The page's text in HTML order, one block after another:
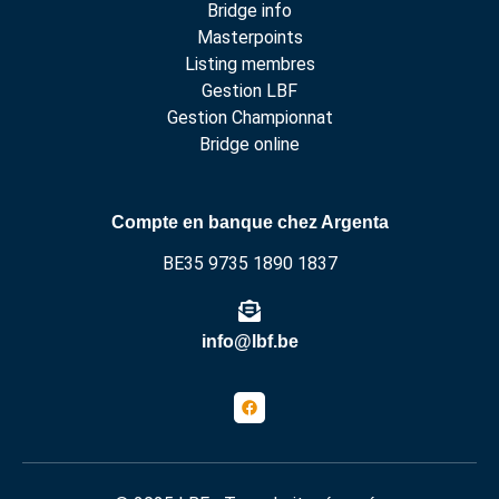
Bridge info
Masterpoints
Listing membres
Gestion LBF
Gestion Championnat
Bridge online
Compte en banque chez Argenta
BE35 9735 1890 1837
info@lbf.be